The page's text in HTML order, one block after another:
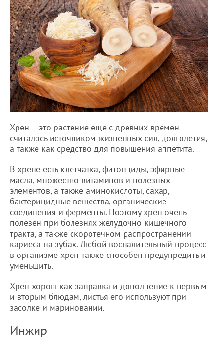
Хрен – это растение еще с древних времен
считалось источником жизненных сил, долголетия,
а также как средство для повышения аппетита.
В хрене есть клетчатка, фитонциды, эфирные
масла, множество витаминов и полезных
элементов, а также аминокислоты, сахар,
бактерицидные вещества, органические
соединения и ферменты. Поэтому хрен очень
полезен при болезнях желудочно-кишечного
тракта, а также скоротечном распространении
кариеса на зубах. Любой воспалительный процесс
в организме хрен также способен предупредить и
уменьшить.
Хрен хорош как заправка и дополнение к первым
и вторым блюдам, листья его используют при
засолке и мариновании.
Инжир